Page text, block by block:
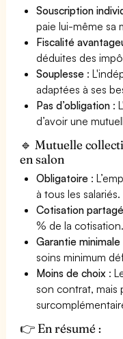
Souscription
paie lui-même sa
Fiscalité
déduites des
Souplesse :
adaptées à ses
Pas d’obligation :
d’avoir une
🔹 Mutuelle
en salon
Obligatoire :
à tous les salariés.
Cotisation
% de la cotisation.
Garantie minimale
soins minimum
Moins de choix :
son contrat, mais
👉 En résumé :